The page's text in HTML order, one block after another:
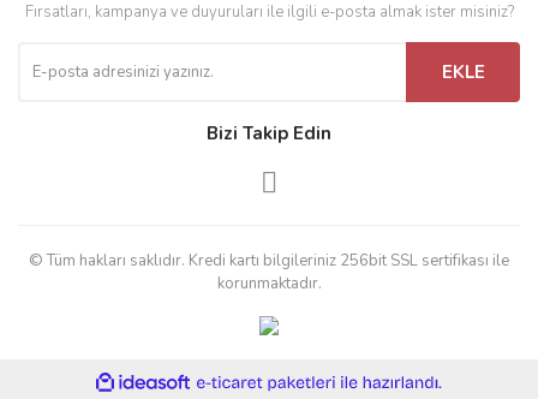
Fırsatları, kampanya ve duyuruları ile ilgili e-posta almak ister misiniz?
EKLE
Bizi Takip Edin
© Tüm hakları saklıdır. Kredi kartı bilgileriniz 256bit SSL sertifikası ile
korunmaktadır.
ideasoft
e-